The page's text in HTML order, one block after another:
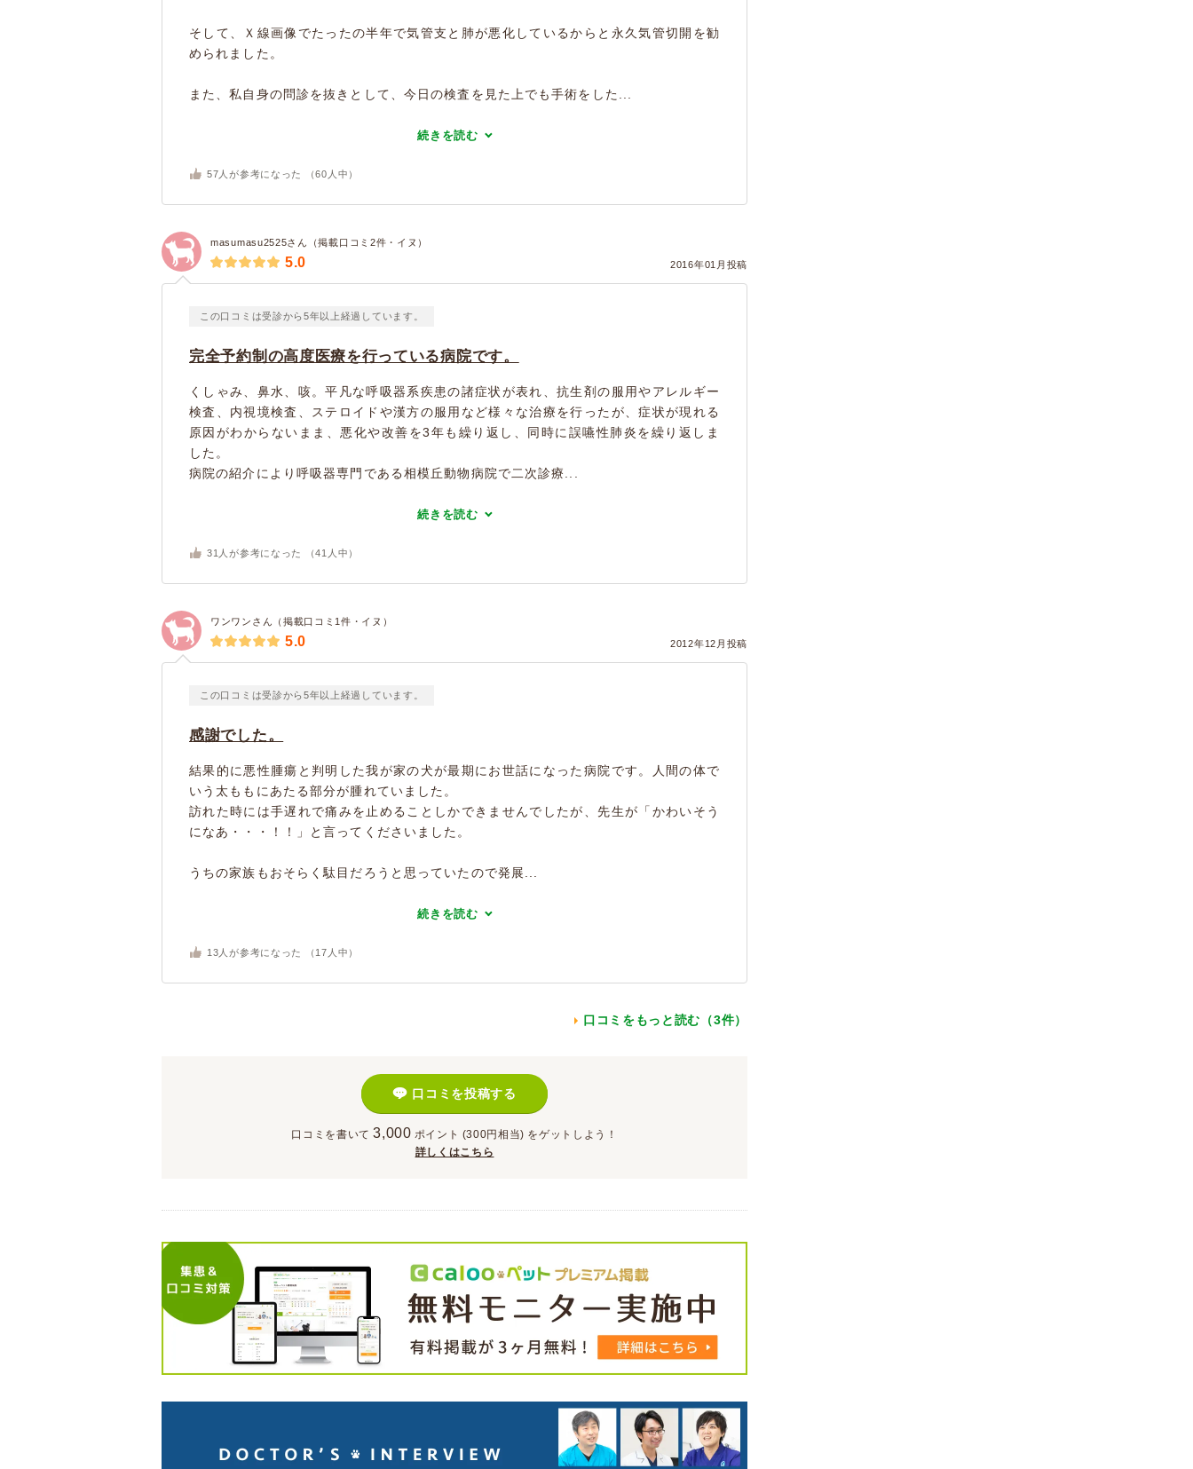
そして、Ｘ線画像でたったの半年で気管支と肺が悪化しているからと永久気管切開を勧
められました。
また、私自身の問診を抜きとして、今日の検査を見た上でも手術をした...
続きを読む
57 人が参考になった （60 人中）
masumasu2525さん（掲載口コミ2件・イヌ）
2016年01月投稿
5.0
この口コミは受診から5年以上経過しています。
完全予約制の高度医療を行っている病院です。
くしゃみ、鼻水、咳。平凡な呼吸器系疾患の諸症状が表れ、抗生剤の服用やアレルギー
検査、内視境検査、ステロイドや漢方の服用など様々な治療を行ったが、症状が現れる
原因がわからないまま、悪化や改善を3年も繰り返し、同時に誤嚥性肺炎を繰り返しま
した。
病院の紹介により呼吸器専門である相模丘動物病院で二次診療...
続きを読む
31 人が参考になった （41 人中）
ワンワンさん（掲載口コミ1件・イヌ）
2012年12月投稿
5.0
この口コミは受診から5年以上経過しています。
感謝でした。
結果的に悪性腫瘍と判明した我が家の犬が最期にお世話になった病院です。人間の体で
いう太ももにあたる部分が腫れていました。
訪れた時には手遅れで痛みを止めることしかできませんでしたが、先生が「かわいそう
になあ・・・！！」と言ってくださいました。
うちの家族もおそらく駄目だろうと思っていたので発展...
続きを読む
13 人が参考になった （ 17 人中）
口コミをもっと読む（3件）
口コミを投稿する
口コミを書いて 3,000 ポイント (300円相当) をゲットしよう！
詳しくはこちら